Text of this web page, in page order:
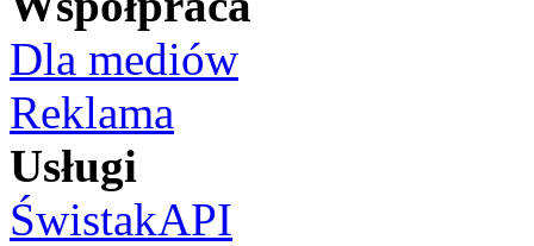
Dla mediów
Reklama
Usługi
ŚwistakAPI